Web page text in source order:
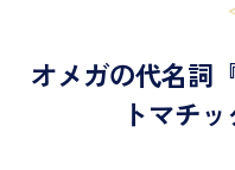
オメガの代名詞
トマチ